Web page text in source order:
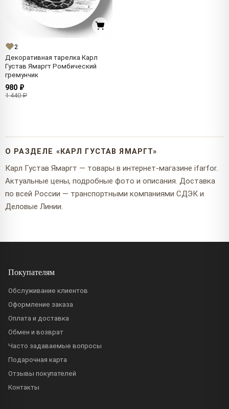
2
Декоративная тарелка Карл
Густав Ямаргт Ромбический
гремунчик
980 ₽
1 440 ₽
О РАЗДЕЛЕ «КАРЛ ГУСТАВ ЯМАРГТ»
Карл Густав Ямаргт — товары в интернет-магазине ifarfor.
Актуальные цены, подробные фото и описания. Доставка
по всей России — транспортными компаниями СДЭК и
Деловые Линии.
Покупателям
Обслуживание клиентов
Оформление заказа
Оплата и доставка
Обмен и возврат
Часто задаваемые вопросы
Подарочная карта
Отзывы покупателей
Контакты